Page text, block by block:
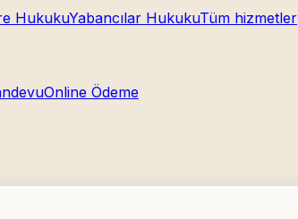
HukukuYabancılar HukukuTüm hizmetler
Online Ödeme